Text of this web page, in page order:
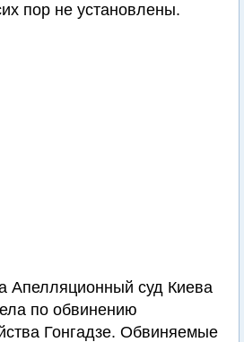
пор не установлены.
Апелляционный суд Киева
по обвинению
Гонгадзе. Обвиняемые